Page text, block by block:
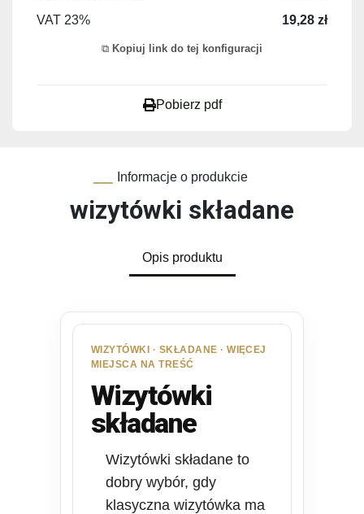
VAT 23%
19,28 zł
Kopiuj link do tej konfiguracji
Pobierz pdf
Informacje o produkcie
wizytówki składane
Opis produktu
WIZYTÓWKI · SKŁADANE · WIĘCEJ
MIEJSCA NA TREŚĆ
Wizytówki
składane
Wizytówki składane to
dobry wybór, gdy
klasyczna wizytówka ma